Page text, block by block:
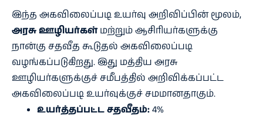
இந்த அகவிலைப்படி உயர்வு அறிவிப்பின் மூலம்,
அரசு ஊழியர்கள்மற்றும் ஆசிரியர்களுக்கு
நான்கு சதவீத கூடுதல் அகவிலைப்படி
வழங்கப்படுகிறது. இது மத்திய அரசு
ஊழியர்களுக்குச் சமீபத்தில் அறிவிக்கப்பட்ட
அகவிலைப்படி உயர்வுக்குச் சமமானதாகும்.
உயர்த்தப்பட்ட சதவீதம்:4%